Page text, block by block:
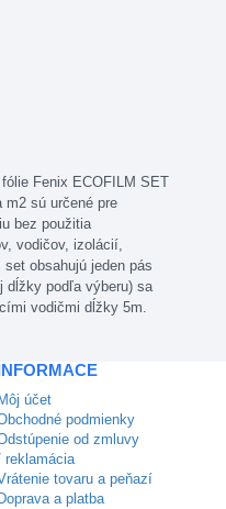
Fenix ECOFILM SET
m2 sú určené pre
bez použitia
vodičov, izolácií,
obsahujú jeden pás
dĺžky podľa výberu) sa
vodičmi dĺžky 5m.
INFORMACE
Môj účet
podmienky
od zmluvy
reklamácia
tovaru a peňazí
Doprava a platba